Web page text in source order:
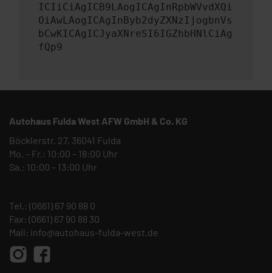
ICIiCiAgICB9LAogICAgInRpbWVvdXQi
OiAwLAogICAgInByb2dyZXNzIjogbnVs
bCwKICAgICJyaXNreSI6IGZhbHNlCiAg
fQp9
Autohaus Fulda West AFW GmbH & Co. KG
Böcklerstr. 27, 36041 Fulda
Mo. – Fr.: 10:00 – 18:00 Uhr
Sa.: 10:00 – 13:00 Uhr
Tel.: (0661) 67 90 88 0
Fax: (0661) 67 90 88 30
Mail: info@autohaus-fulda-west.de